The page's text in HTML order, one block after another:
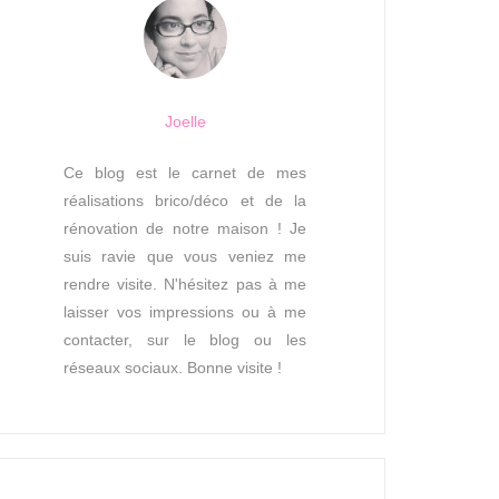
Joelle
Ce blog est le carnet de mes
réalisations brico/déco et de la
rénovation de notre maison ! Je
suis ravie que vous veniez me
rendre visite. N'hésitez pas à me
laisser vos impressions ou à me
contacter, sur le blog ou les
réseaux sociaux. Bonne visite !